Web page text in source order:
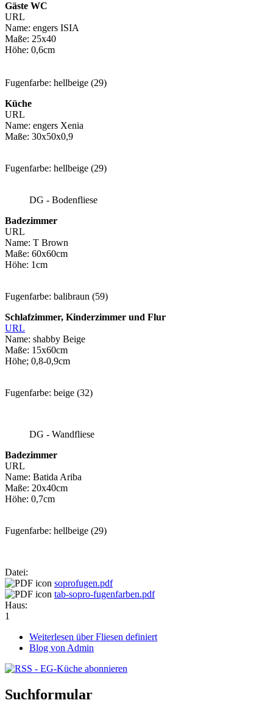
Gäste WC
URL
Name: engers ISIA
Maße: 25x40
Höhe: 0,6cm
Fugenfarbe: hellbeige (29)
Küche
URL
Name: engers Xenia
Maße: 30x50x0,9
Fugenfarbe: hellbeige (29)
DG - Bodenfliese
Badezimmer
URL
Name: T Brown
Maße: 60x60cm
Höhe: 1cm
Fugenfarbe: balibraun (59)
Schlafzimmer, Kinderzimmer und Flur
URL
Name: shabby Beige
Maße: 15x60cm
Höhe; 0,8-0,9cm
Fugenfarbe: beige (32)
DG - Wandfliese
Badezimmer
URL
Name: Batida Ariba
Maße: 20x40cm
Höhe: 0,7cm
Fugenfarbe: hellbeige (29)
Datei:
soprofugen.pdf
tab-sopro-fugenfarben.pdf
Haus:
1
Weiterlesen über Fliesen definiert
Blog von Admin
Suchformular